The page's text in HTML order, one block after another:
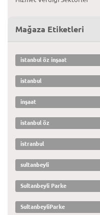
Mağaza Etiketleri
istanbul öz inşaat
istanbul
inşaat
istanbul öz
istranbul
sultanbeyli
Sultanbeyli Parke
SultanbeyliParke